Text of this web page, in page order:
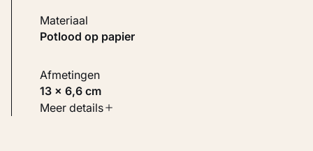
Materiaal
Potlood op papier
Afmetingen
13 × 6,6 cm
Soort werk
Meer details